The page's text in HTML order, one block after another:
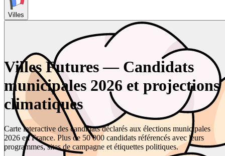
Villes
Villes Futures — Candidats
municipales 2026 et projections
climatiques
Carte interactive des candidats déclarés aux élections municipales
2026 en France. Plus de 50 000 candidats référencés avec leurs
programmes, sites de campagne et étiquettes politiques.